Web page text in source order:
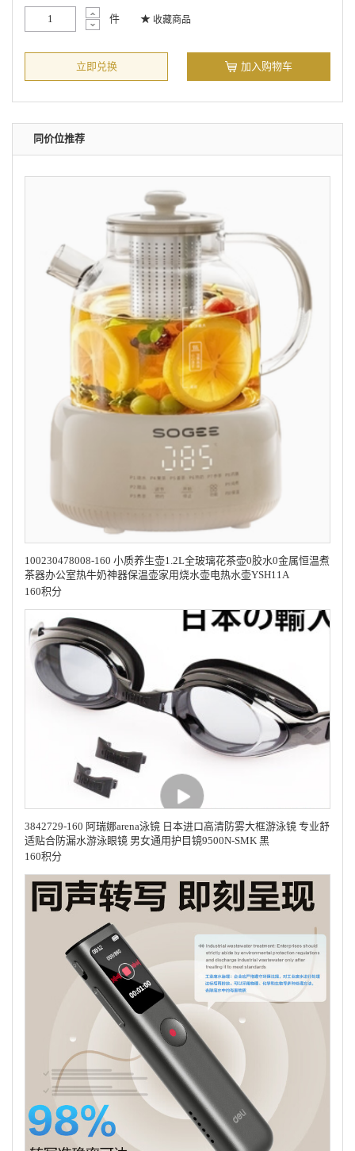
件 收藏商品
立即兑换 加入购物车
同价位推荐
100230478008-160 小质养生壶1.2L全玻璃花茶壶0胶水0金属恒温煮
茶器办公室热牛奶神器保温壶家用烧水壶电热水壶YSH11A
160积分
3842729-160 阿瑞娜arena泳镜 日本进口高清防雾大框游泳镜 专业舒
适贴合防漏水游泳眼镜 男女通用护目镜9500N-SMK 黑
160积分